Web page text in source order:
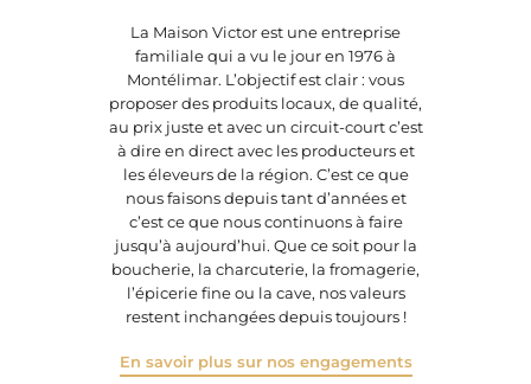
La Maison Victor est une entreprise
familiale qui a vu le jour en 1976 à
Montélimar. L’objectif est clair : vous
proposer des produits locaux, de qualité,
au prix juste et avec un circuit-court c’est
à dire en direct avec les producteurs et
les éleveurs de la région. C’est ce que
nous faisons depuis tant d’années et
c’est ce que nous continuons à faire
jusqu’à aujourd’hui. Que ce soit pour la
boucherie, la charcuterie, la fromagerie,
l’épicerie fine ou la cave, nos valeurs
restent inchangées depuis toujours !
En savoir plus sur nos engagements